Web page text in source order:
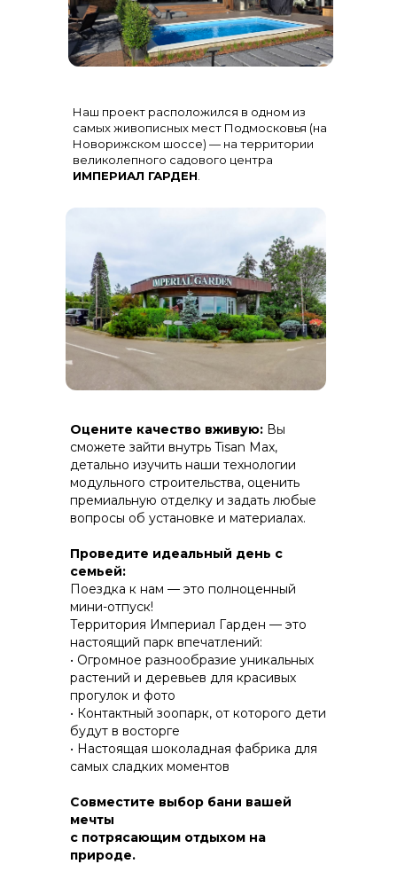
Оцените качество вживую: Вы
сможете зайти внутрь Tisan Max,
детально изучить наши технологии
модульного строительства, оценить
премиальную отделку и задать любые
вопросы об установке и материалах.
Проведите идеальный день с
семьей:
Поездка к нам — это полноценный
мини-отпуск!
Территория Империал Гарден — это
настоящий парк впечатлений:
• Огромное разнообразие уникальных
растений и деревьев для красивых
прогулок и фото
• Контактный зоопарк, от которого дети
будут в восторгe
• Настоящая шоколадная фабрика для
самых сладких моментов
Совместите выбор бани вашей
мечты
с потрясающим отдыхом на
природе.
Наш проект расположился в одном из
самых живописных мест Подмосковья (на
Новорижском шоссе) — на территории
великолепного садового центра
ИМПЕРИАЛ ГАРДЕН
(дерево-полимерный композит) на
скрытом крепеже.
алюминиевыми импостами
черного цвета для жесткости и
стиля
ПРАКТИЧНОСТЬ И ЗАЩИТА ОТ НЕПОГОДЫ
КОНСТРУКТИВ И
ЭНЕРГОЭФФЕКТИВНОСТЬ